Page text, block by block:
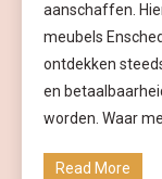
aanschaffen.
meubels
ontdekken
en
worden. Waar
Read More